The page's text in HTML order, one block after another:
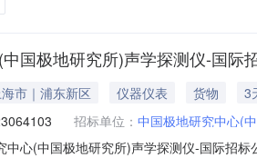
国极地研究所)声学探测仪-国际
海市｜浦东新区 仪器仪表 货物
3
招标单位： 中国极地研究中心(
中心(中国极地研究所)声学探测仪-国际招